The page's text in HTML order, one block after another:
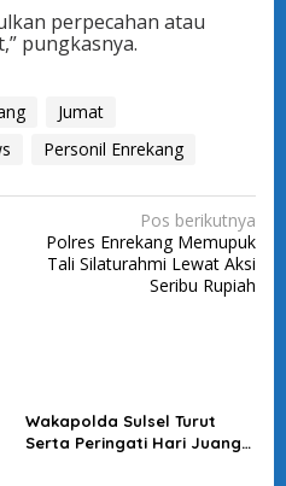
perpecahan atau
pungkasnya.
Jumat
Personil Enrekang
Pos berikutnya
Polres Enrekang Memupuk
Tali Silaturahmi Lewat Aksi
Seribu Rupiah
Wakapolda Sulsel Turut
Serta Peringati Hari Juang